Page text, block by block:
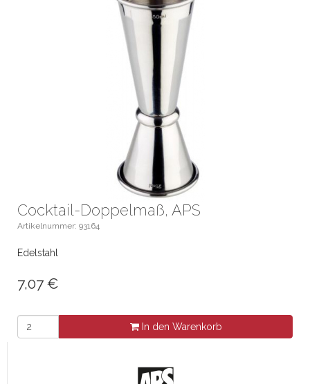
Cocktail-Doppelmaß, APS
Artikelnummer: 93164
Edelstahl
7,07 €
In den Warenkorb